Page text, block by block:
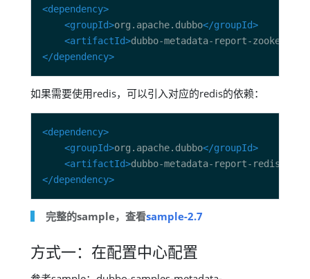
<dependency>
<groupId>org.apache.dubbo</groupId>
<artifactId>dubbo-metadata-report-zookeeper
</dependency>
如果需要使用redis，可以引入对应的redis的依赖：
<dependency>
<groupId>org.apache.dubbo</groupId>
<artifactId>dubbo-metadata-report-redis
</dependency>
完整的sample，查看sample-2.7
方式一：在配置中心配置